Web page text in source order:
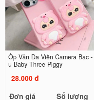
Ốp Vân Da Viền Camera Bạc -
u Baby Three Piggy
28.000 đ
Đơn giá
Số lượng